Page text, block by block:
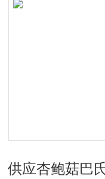
供应杏鲍菇巴